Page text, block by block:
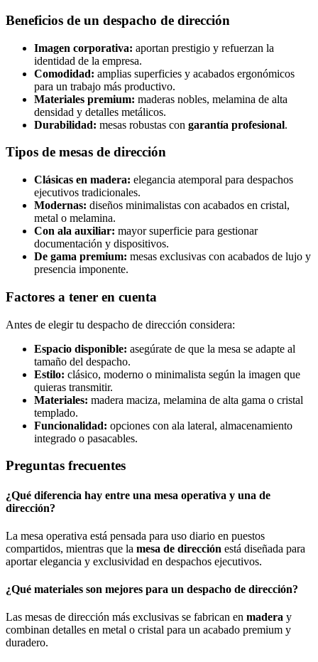
Beneficios de un despacho de dirección
Imagen corporativa: aportan prestigio y refuerzan la
identidad de la empresa.
Comodidad: amplias superficies y acabados ergonómicos
para un trabajo más productivo.
Materiales premium: maderas nobles, melamina de alta
densidad y detalles metálicos.
Durabilidad: mesas robustas con garantía profesional.
Tipos de mesas de dirección
Clásicas en madera: elegancia atemporal para despachos
ejecutivos tradicionales.
Modernas: diseños minimalistas con acabados en cristal,
metal o melamina.
Con ala auxiliar: mayor superficie para gestionar
documentación y dispositivos.
De gama premium: mesas exclusivas con acabados de lujo y
presencia imponente.
Factores a tener en cuenta
Antes de elegir tu despacho de dirección considera:
Espacio disponible: asegúrate de que la mesa se adapte al
tamaño del despacho.
Estilo: clásico, moderno o minimalista según la imagen que
quieras transmitir.
Materiales: madera maciza, melamina de alta gama o cristal
templado.
Funcionalidad: opciones con ala lateral, almacenamiento
integrado o pasacables.
Preguntas frecuentes
¿Qué diferencia hay entre una mesa operativa y una de
dirección?
La mesa operativa está pensada para uso diario en puestos
compartidos, mientras que la mesa de dirección está diseñada para
aportar elegancia y exclusividad en despachos ejecutivos.
¿Qué materiales son mejores para un despacho de dirección?
Las mesas de dirección más exclusivas se fabrican en madera y
combinan detalles en metal o cristal para un acabado premium y
duradero.